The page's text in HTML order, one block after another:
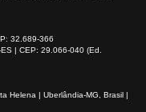
32.689-366
| CEP: 29.066-040 (Ed.
Helena | Uberlândia-MG, Brasil |